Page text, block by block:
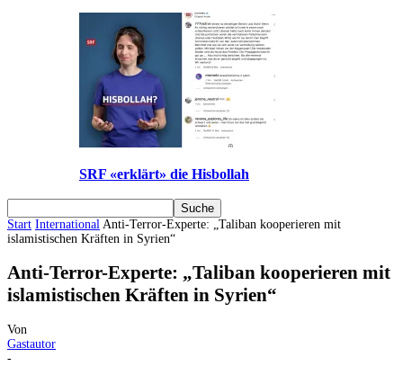
SRF «erklärt» die Hisbollah
Start International Anti-Terror-Experte: „Taliban kooperieren mit
islamistischen Kräften in Syrien“
Anti-Terror-Experte: „Taliban kooperieren mit
islamistischen Kräften in Syrien“
Von
Gastautor
-